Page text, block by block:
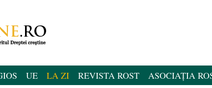
UE LA ZI REVISTA ROST ASOCIAȚIA